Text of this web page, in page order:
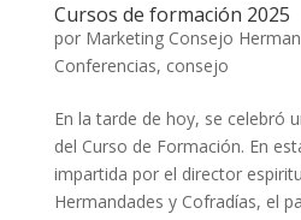
Cursos de formación 2025
por Marketing Consejo
Conferencias, consejo
En la tarde de hoy, se celebró
del Curso de Formación. En
impartida por el director
Hermandades y Cofradías, el